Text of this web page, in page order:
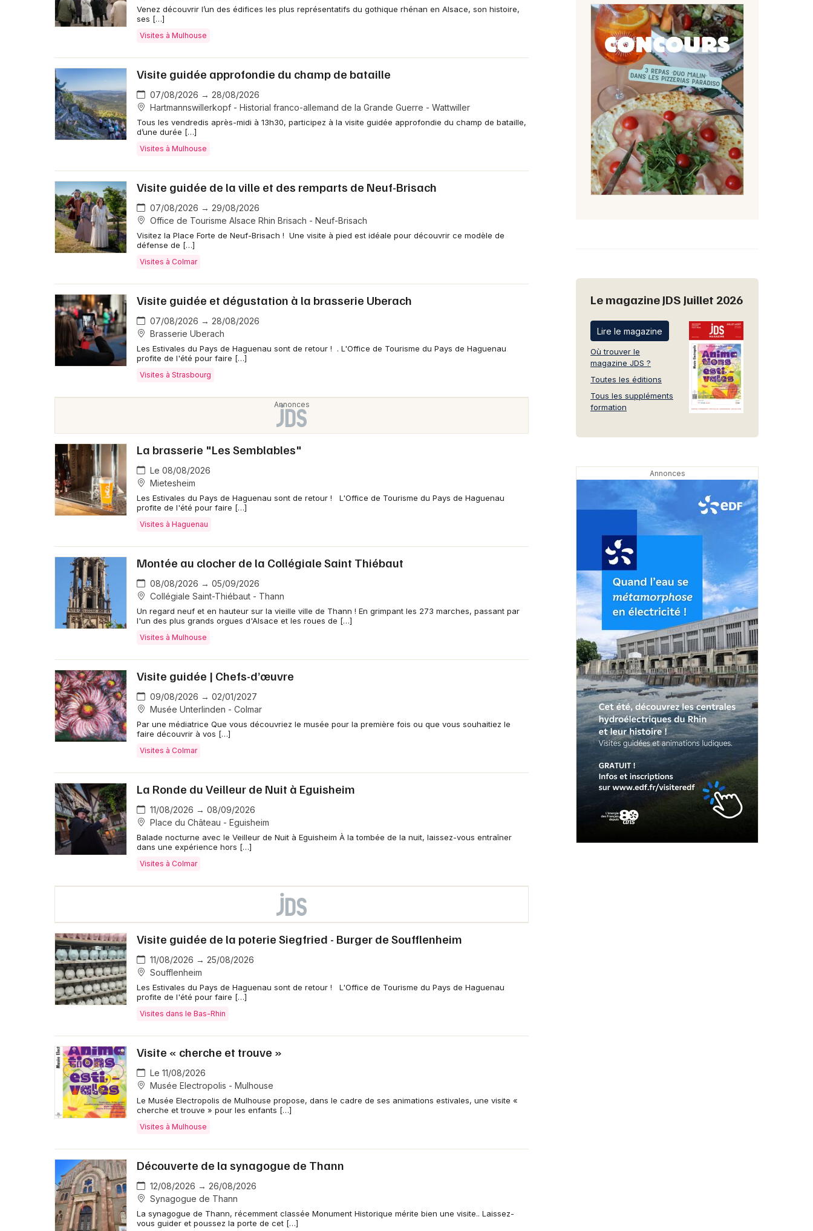
Je m'abonne
Venez découvrir l’un des édifices les plus représentatifs du gothique rhénan en Alsace, son histoire,
ses […]
Visites à Mulhouse
Visite guidée approfondie du champ de bataille
07/08/2026 → 28/08/2026
Hartmannswillerkopf - Historial franco-allemand de la Grande Guerre - Wattwiller
Tous les vendredis après-midi à 13h30, participez à la visite guidée approfondie du champ de bataille,
d’une durée […]
Visites à Mulhouse
Visite guidée de la ville et des remparts de Neuf-Brisach
07/08/2026 → 29/08/2026
Office de Tourisme Alsace Rhin Brisach - Neuf-Brisach
Visitez la Place Forte de Neuf-Brisach ! Une visite à pied est idéale pour découvrir ce modèle de
défense de […]
Visites à Colmar
Visite guidée et dégustation à la brasserie Uberach
07/08/2026 → 28/08/2026
Brasserie Uberach
Les Estivales du Pays de Haguenau sont de retour ! . L'Office de Tourisme du Pays de Haguenau
profite de l'été pour faire […]
Visites à Strasbourg
La brasserie "Les Semblables"
Le 08/08/2026
Mietesheim
Les Estivales du Pays de Haguenau sont de retour ! L'Office de Tourisme du Pays de Haguenau
profite de l'été pour faire […]
Visites à Haguenau
Montée au clocher de la Collégiale Saint Thiébaut
08/08/2026 → 05/09/2026
Collégiale Saint-Thiébaut - Thann
Un regard neuf et en hauteur sur la vieille ville de Thann ! En grimpant les 273 marches, passant par
l'un des plus grands orgues d'Alsace et les roues de […]
Visites à Mulhouse
Visite guidée | Chefs-d’œuvre
09/08/2026 → 02/01/2027
Musée Unterlinden - Colmar
Par une médiatrice Que vous découvriez le musée pour la première fois ou que vous souhaitiez le
faire découvrir à vos […]
Visites à Colmar
La Ronde du Veilleur de Nuit à Eguisheim
11/08/2026 → 08/09/2026
Place du Château - Eguisheim
Balade nocturne avec le Veilleur de Nuit à Eguisheim À la tombée de la nuit, laissez-vous entraîner
dans une expérience hors […]
Visites à Colmar
Visite guidée de la poterie Siegfried - Burger de Soufflenheim
11/08/2026 → 25/08/2026
Soufflenheim
Les Estivales du Pays de Haguenau sont de retour ! L'Office de Tourisme du Pays de Haguenau
profite de l'été pour faire […]
Visites dans le Bas-Rhin
Visite « cherche et trouve »
Le 11/08/2026
Musée Electropolis - Mulhouse
Le Musée Electropolis de Mulhouse propose, dans le cadre de ses animations estivales, une visite «
cherche et trouve » pour les enfants […]
Visites à Mulhouse
Découverte de la synagogue de Thann
12/08/2026 → 26/08/2026
Synagogue de Thann
La synagogue de Thann, récemment classée Monument Historique mérite bien une visite.. Laissez-
vous guider et poussez la porte de cet […]
Le magazine JDS Juillet 2026
Lire le magazine
Où trouver le
magazine JDS ?
Toutes les éditions
Tous les suppléments
formation